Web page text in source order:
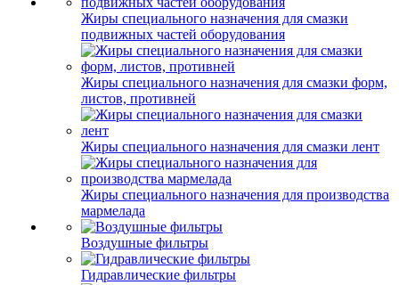
Жиры специального назначения для смазки
подвижных частей оборудования
Жиры специального назначения для смазки форм,
листов, противней
Жиры специального назначения для смазки лент
Жиры специального назначения для производства
мармелада
Воздушные фильтры
Гидравлические фильтры